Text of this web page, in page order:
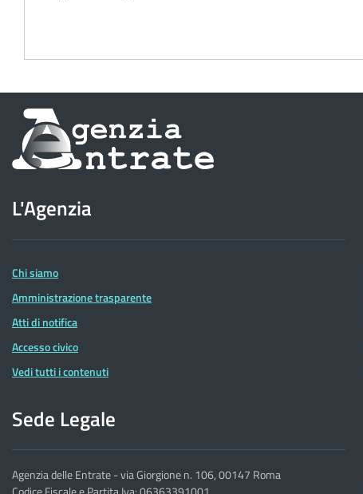
Informazioni
sul
dell'Agenzia
delle
Entrate
L'Agenzia
Chi siamo
Amministrazione trasparente
Atti di notifica
Accesso civico
Vedi tutti i contenuti
Sede Legale
Agenzia delle Entrate - via Giorgione n. 106, 00147 Roma